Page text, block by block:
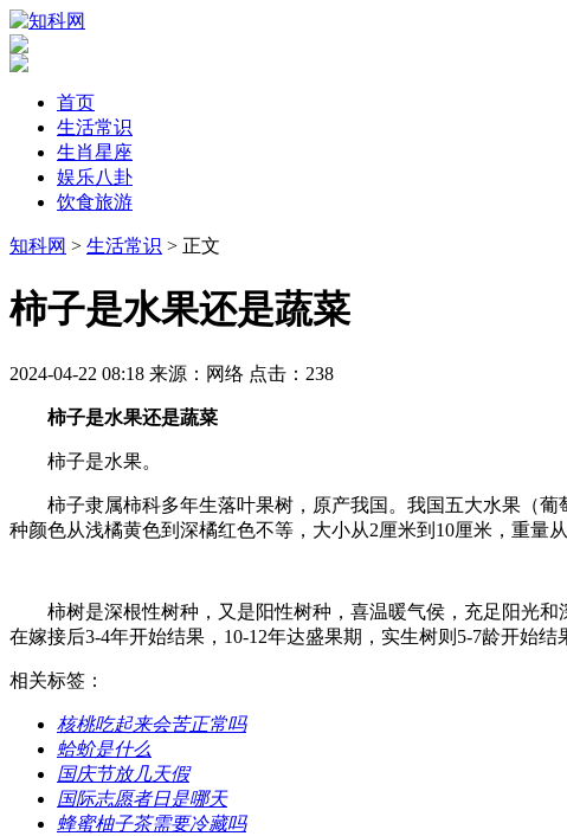
首页
生活常识
生肖星座
娱乐八卦
饮食旅游
知科网 > 生活常识 > 正文
​柿子是水果还是蔬菜
2024-04-22 08:18 来源：网络 点击： 238
柿子是水果还是蔬菜
柿子是水果。
柿子隶属柿科多年生落叶果树，原产我国。我国五大水果（
种颜色从浅橘黄色到深橘红色不等，大小从2厘米到10厘米，重量从
柿树是深根性树种，又是阳性树种，喜温暖气侯，充足阳光
在嫁接后3-4年开始结果，10-12年达盛果期，实生树则5-7龄开始结
相关标签：
​核桃吃起来会苦正常吗
​蛤蚧是什么
​国庆节放几天假
​国际志愿者日是哪天
​蜂蜜柚子茶需要冷藏吗